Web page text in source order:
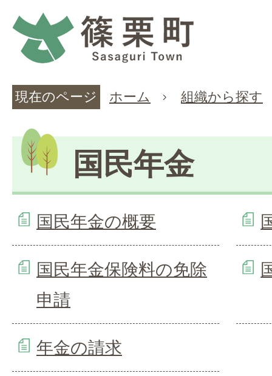
現在のページ ホーム 組織から探す
国民年金
国民年金の概要
国民年金保険料の免除
申請
年金の請求